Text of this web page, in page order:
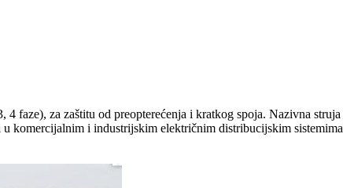
za zaštitu od preopterećenja i kratkog spoja. Nazivna
komercijalnim i industrijskim električnim distribucijskim